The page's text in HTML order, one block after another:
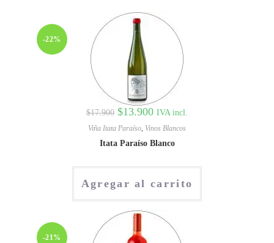
-22%
$17.900 $13.900 IVA incl.
Viña Itata Paraíso Vinos Blancos
Itata Paraíso Blanco
Agregar al carrito
-21%